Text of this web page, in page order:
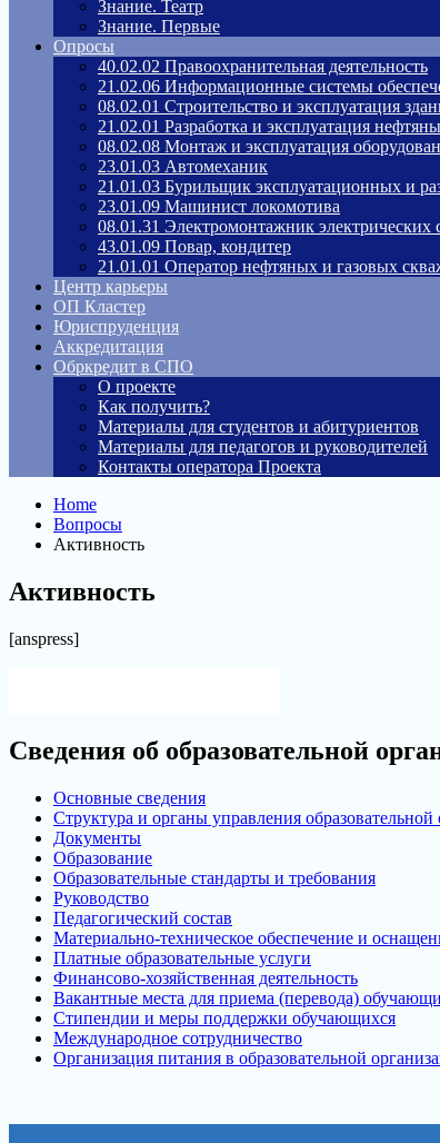
Знание. Театр
Знание. Первые
Опросы
40.02.02 Правоохранительная деятельность
21.02.06 Информационные системы
08.02.01 Строительство и эксплуатация
21.02.01 Разработка и эксплуатация
08.02.08 Монтаж и эксплуатация
23.01.03 Автомеханик
21.01.03 Бурильщик эксплуатационных и
23.01.09 Машинист локомотива
08.01.31 Электромонтажник электрических
43.01.09 Повар, кондитер
21.01.01 Оператор нефтяных и газовых
Центр карьеры
ОП Кластер
Юриспруденция
Аккредитация
Обркредит в СПО
О проекте
Как получить?
Материалы для студентов и абитуриентов
Материалы для педагогов и руководителей
Контакты оператора Проекта
Home
Вопросы
Активность
Активность
[anspress]
Сведения об образовательной
Основные сведения
Структура и органы управления образовательной
Документы
Образование
Образовательные стандарты и требования
Руководство
Педагогический состав
Материально-техническое обеспечение и
Платные образовательные услуги
Финансово-хозяйственная деятельность
Вакантные места для приема (перевода)
Стипендии и меры поддержки обучающихся
Международное сотрудничество
Организация питания в образовательной